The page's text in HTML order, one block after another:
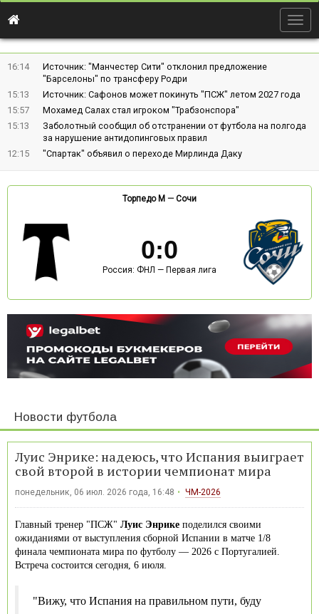
16:14
Источник: "Манчестер Сити" отклонил предложение
"Барселоны" по трансферу Родри
15:13
Источник: Сафонов может покинуть "ПСЖ" летом 2027 года
15:57
Мохамед Салах стал игроком "Трабзонспора"
15:13
Заболотный сообщил об отстранении от футбола на полгода
за нарушение антидопинговых правил
12:15
"Спартак" объявил о переходе Мирлинда Даку
Торпедо М — Сочи
0:0
Россия: ФНЛ — Первая лига
Новости футбола
Луис Энрике: надеюсь, что Испания выиграет
свой второй в истории чемпионат мира
понедельник, 06 июл. 2026 года, 16:48 ЧМ-2026
Главный тренер "ПСЖ" Луис Энрике поделился своими
ожиданиями от выступления сборной Испании в матче 1/8
финала чемпионата мира по футболу — 2026 с Португалией.
Встреча состоится сегодня, 6 июля.
"Вижу, что Испания на правильном пути, буду